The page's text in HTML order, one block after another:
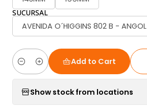
SUCURSAL
AVENIDA O´HIGGINS 802 B - ANGOL
Quantity
Add to Cart
Show stock from locations